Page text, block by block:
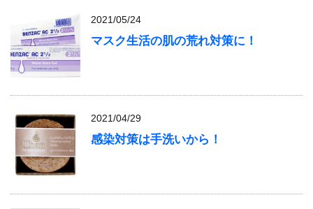
2021/05/24
マスク生活の肌の荒れ対策に！
2021/04/29
感染対策は手洗いから！